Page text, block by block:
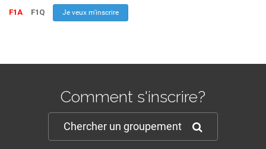
F1A F1Q
Comment s'inscrire?
Chercher un groupement